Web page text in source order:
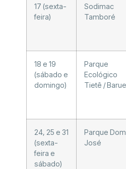
17 (sexta-
feira)
Sodimac
Tamboré
18 e 19
(sábado e
domingo)
Parque
Ecológico
Tietê /
24, 25 e 31
(sexta-
feira e
sábado)
Parque Dom
José